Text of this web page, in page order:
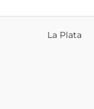
La Plata